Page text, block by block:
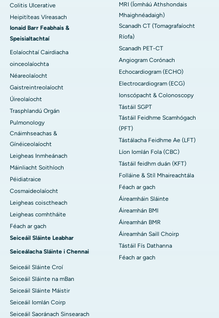
Colitis Ulcerative
Heipitíteas Víreasach
Ionaid Barr Feabhais &
Speisialtachtaí
Eolaíochtaí Cairdiacha
oinceolaíochta
Néareolaíocht
Gaistreintreolaíocht
Úireolaíocht
Trasphlandú Orgán
Pulmonology
Cnáimhseachas &
Gínéiceolaíocht
Leigheas Inmheánach
Máinliacht Soithíoch
Péidiatraice
Cosmaideolaíocht
Leigheas coisctheach
Leigheas comhtháite
Féach ar gach
Seiceáil Sláinte Leabhar
Seiceálacha Sláinte i Chennai
Seiceáil Sláinte Croí
Seiceáil Sláinte na mBan
Seiceáil Sláinte Máistir
Seiceáil Iomlán Coirp
Seiceáil Saoránach Sinsearach
MRI (Íomháú Athshondais
Mhaighnéadaigh)
Scanadh CT (Tomagrafaíocht
Ríofa)
Scanadh PET-CT
Angiogram Corónach
Echocardiogram (ECHO)
Electrocardiogram (ECG)
Ionscópacht & Colonoscopy
Tástáil SGPT
Tástáil Feidhme Scamhógach
(PFT)
Tástálacha Feidhme Ae (LFT)
Líon Iomlán Fola (CBC)
Tástáil feidhm duán (KFT)
Folláine & Stíl Mhaireachtála
Féach ar gach
Áireamháin Sláinte
Áireamhán BMI
Áireamhán BMR
Áireamhán Saill Choirp
Tástáil Fís Dathanna
Féach ar gach